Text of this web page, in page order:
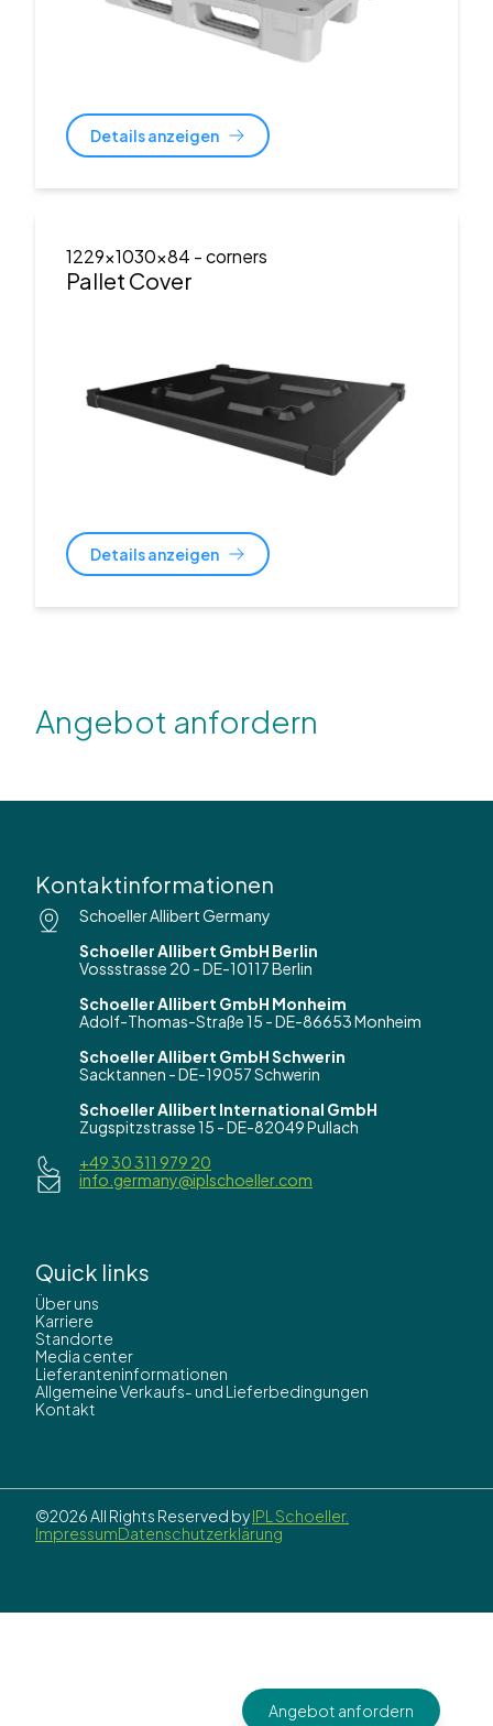
Details anzeigen
1229x1030x84 - corners
Pallet Cover
Details anzeigen
Angebot anfordern
Angebot anfordern
Kontaktinformationen
Schoeller Allibert Germany
Schoeller Allibert GmbH Berlin
Vossstrasse 20 - DE-10117 Berlin
Schoeller Allibert GmbH Monheim
Adolf-Thomas-Straße 15 - DE-86653 Monheim
Schoeller Allibert GmbH Schwerin
Sacktannen - DE-19057 Schwerin
Schoeller Allibert International GmbH
Zugspitzstrasse 15 - DE-82049 Pullach
+49 30 311 979 20
info.germany@iplschoeller.com
Quick links
Über uns
Karriere
Standorte
Media center
Lieferanteninformationen
Allgemeine Verkaufs- und Lieferbedingungen
Kontakt
©2026 All Rights Reserved byIPL Schoeller.
ImpressumDatenschutzerklärung